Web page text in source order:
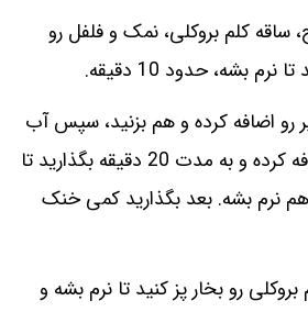
ساقه کلم بروکلی، نمک و فلفل رو
بشه، حدود 10 دقیقه.
اضافه کرده و هم بزنید، سپس آب
سبزیجات یا آب رو اضافه کرده و به مدت 20 دقیقه بگذارید تا
نرم بشه. بعد بگذارید کمی خنک
بروکلی رو بخار پز کنید تا نرم بشه و